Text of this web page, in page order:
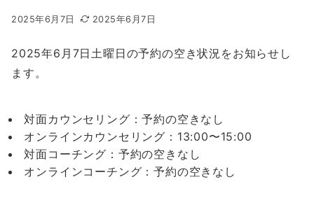
2025年6月7日 2025年6月7日
2025年6月7日土曜日の予約の空き状況をお知らせし
ます。
対面カウンセリング：予約の空きなし
オンラインカウンセリング：13:00〜15:00
対面コーチング：予約の空きなし
オンラインコーチング：予約の空きなし